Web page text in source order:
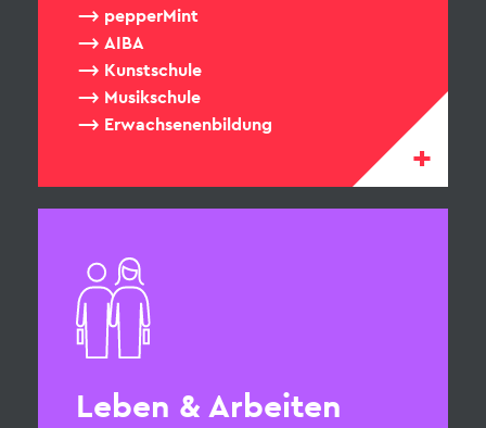
pepperMint
AIBA
Kunstschule
Musikschule
Erwachsenenbildung
+
Leben & Arbeiten